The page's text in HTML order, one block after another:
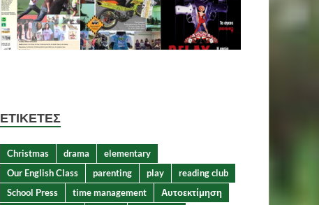
ΕΤΙΚΈΤΕΣ
Christmas drama
elementary
Our English Class
parenting play
reading club
School Press
time management
Αυτοεκτίμηση